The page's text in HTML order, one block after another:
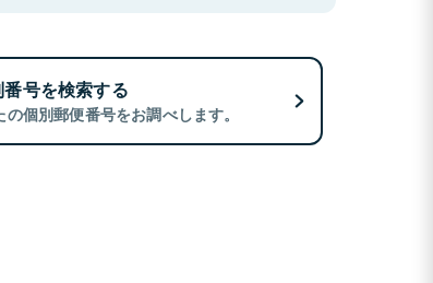
号を検索する
個別郵便番号をお調べします。